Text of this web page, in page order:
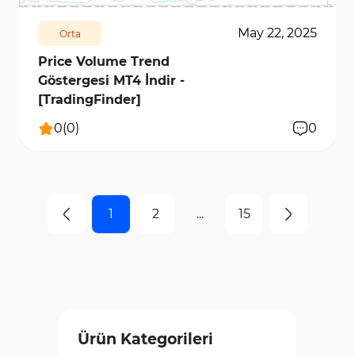
Orta
May 22, 2025
Price Volume Trend
Göstergesi MT4 İndir -
[TradingFinder]
0(0) 0
1 2 ... 15
Ürün Kategorileri